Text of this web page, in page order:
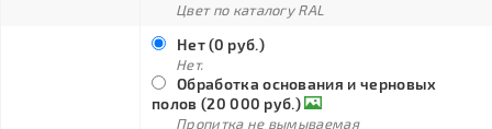
Цвет по каталогу RAL
Нет (0 руб.)
Нет.
Обработка основания и черновых
полов (20 000 руб.)
Пропитка не вымываемая